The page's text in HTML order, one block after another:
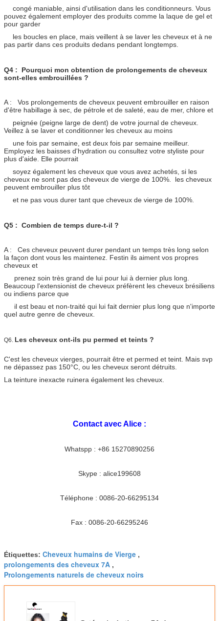
congé maniable, ainsi d'utilisation dans les conditionneurs. Vous
pouvez également employer des produits comme la laque de gel et
pour garder
les boucles en place, mais veillent à se laver les cheveux et à ne
pas partir dans ces produits dedans pendant longtemps.
Q4 : Pourquoi mon obtention de prolongements de cheveux
sont-elles embrouillées ?
A : Vos prolongements de cheveux peuvent embrouiller en raison
d'être habillage à sec, de pétrole et de saleté, eau de mer, chlore et
peignée (peigne large de dent) de votre journal de cheveux.
Veillez à se laver et conditionner les cheveux au moins
une fois par semaine, est deux fois par semaine meilleur.
Employez les baisses d'hydration ou consultez votre styliste pour
plus d'aide. Elle pourrait
soyez également les cheveux que vous avez achetés, si les
cheveux ne sont pas des cheveux de vierge de 100%. les cheveux
peuvent embrouiller plus tôt
et ne pas vous durer tant que cheveux de vierge de 100%.
Q5 : Combien de temps dure-t-il ?
A : Ces cheveux peuvent durer pendant un temps très long selon
la façon dont vous les maintenez. Festin ils aiment vos propres
cheveux et
prenez soin très grand de lui pour lui à dernier plus long.
Beaucoup l'extensionist de cheveux préfèrent les cheveux brésiliens
ou indiens parce que
il est beau et non-traité qui lui fait dernier plus long que n'importe
quel autre genre de cheveux.
Q6. Les cheveux ont-ils pu permed et teints ?
C'est les cheveux vierges, pourrait être et permed et teint. Mais svp
ne dépassez pas 150°C, ou les cheveux seront détruits.
La teinture inexacte ruinera également les cheveux.
Contact avec Alice :
Whatspp : +86 15270890256
Skype : alice199608
Téléphone : 0086-20-66295134
Fax : 0086-20-66295246
Étiquettes: Cheveux humains de Vierge ,
prolongements des cheveux 7A ,
Prolongements naturels de cheveux noirs